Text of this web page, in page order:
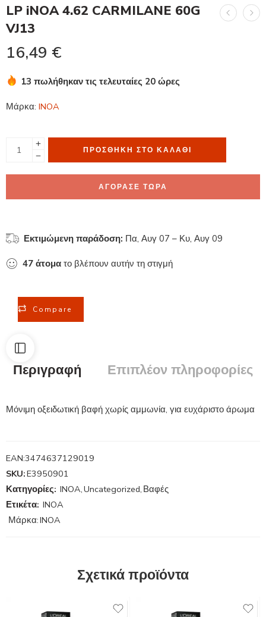
LP iNOA 4.62 CARMILANE 60G
VJ13
16,49 €
13 πωλήθηκαν τις τελευταίες 20 ώρες
Μάρκα: INOA
ΠΡΟΣΘΉΚΗ ΣΤΟ ΚΑΛΆΘΙ
ΑΓΟΡΑΣΕ ΤΩΡΑ
Εκτιμώμενη παράδοση: Πα, Αυγ 07 – Κυ, Αυγ 09
47 άτομα το βλέπουν αυτήν τη στιγμή
Compare
Περιγραφή Επιπλέον πληροφορίες
Μόνιμη οξειδωτική βαφή χωρίς αμμωνία, για ευχάριστο άρωμα
EAN:3474637129019
SKU:E3950901
Κατηγορίες: INOA,Uncategorized, Βαφές
Ετικέτα: INOA
Μάρκα:INOA
Σχετικά προϊόντα